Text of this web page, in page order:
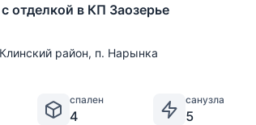
отделкой в КП Заозерье
Клинский район, п. Нарынка
спален
4
санузла
5